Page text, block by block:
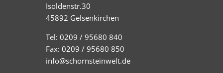
Isoldenstr.30
45892 Gelsenkirchen
Tel: 0209 / 95680 840
Fax: 0209 / 95680 850
info@schornsteinwelt.de